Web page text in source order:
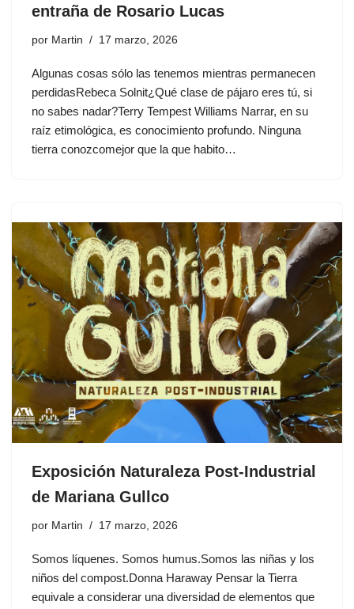
entraña de Rosario Lucas
por Martin 17 marzo, 2026
Algunas cosas sólo las tenemos mientras permanecen
perdidasRebeca Solnit¿Qué clase de pájaro eres tú, si
no sabes nadar?Terry Tempest Williams Narrar, en su
raíz etimológica, es conocimiento profundo. Ninguna
tierra conozcomejor que la que habito…
Exposición Naturaleza Post-Industrial
de Mariana Gullco
por Martin 17 marzo, 2026
Somos líquenes. Somos humus.Somos las niñas y los
niños del compost.Donna Haraway Pensar la Tierra
equivale a considerar una diversidad de elementos que